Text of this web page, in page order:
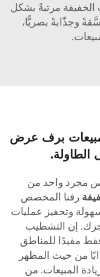
مرتبةً بشكل
وجذّابةً بصريًّا،
برف عرض
مجرد واحد من
رفنا المخصص
وتحفيز عمليات
إن التشطيب
مفيدًا للمناطق
من حيث المظهر
المبيعات. من